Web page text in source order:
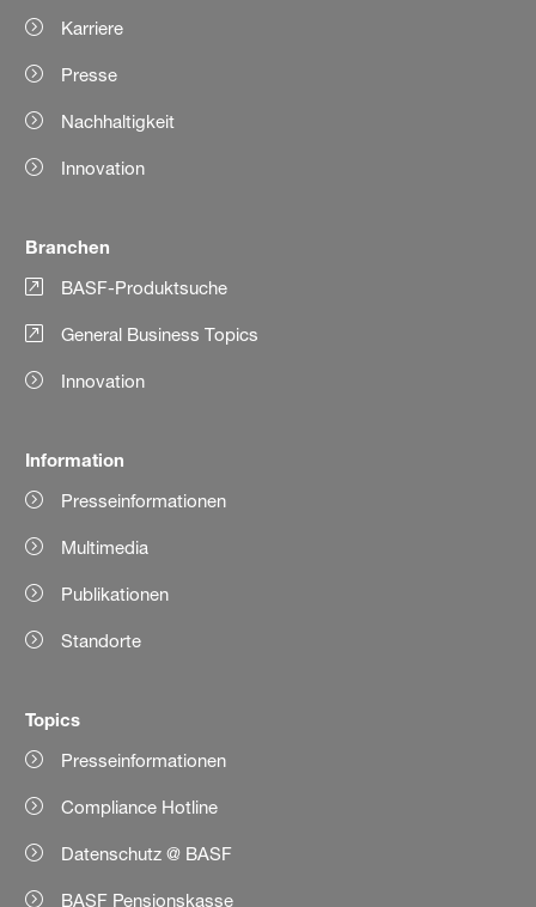
Karriere
Presse
Nachhaltigkeit
Innovation
Branchen
BASF-Produktsuche
General Business Topics
Innovation
Information
Presseinformationen
Multimedia
Publikationen
Standorte
Topics
Presseinformationen
Compliance Hotline
Datenschutz @ BASF
BASF Pensionskasse